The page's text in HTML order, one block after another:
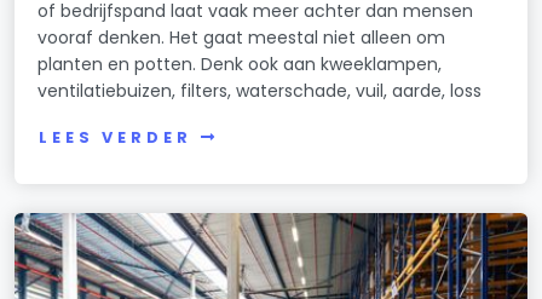
of bedrijfspand laat vaak meer achter dan mensen
vooraf denken. Het gaat meestal niet alleen om
planten en potten. Denk ook aan kweeklampen,
ventilatiebuizen, filters, waterschade, vuil, aarde, loss
LEES VERDER